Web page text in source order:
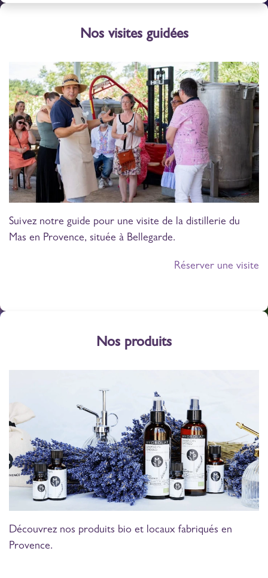
Nos visites guidées
Suivez notre guide pour une visite de la distillerie du
Mas en Provence, située à Bellegarde.
Réserver une visite
Nos produits
Découvrez nos produits bio et locaux fabriqués en
Provence.